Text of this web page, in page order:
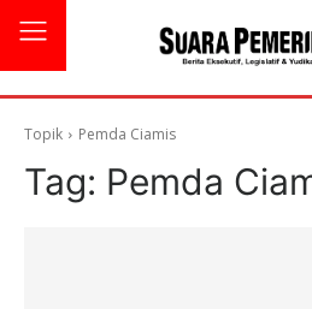
Topik Pemda Ciamis
Tag: Pemda